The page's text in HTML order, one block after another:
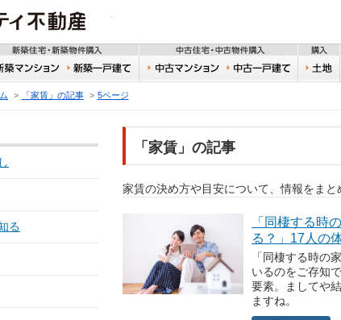
る 新築住宅・新築物件購入 中古住
新築マンション 新築一戸建て 中古マンション 中古一
「家賃」の記事 5ページ
る
「家賃」の記事
家賃の決め方や目安について、情報をま
「同棲する時
る？」17人の
「同棲する時の
いるのをご存知
要素。ましてや
ますね。